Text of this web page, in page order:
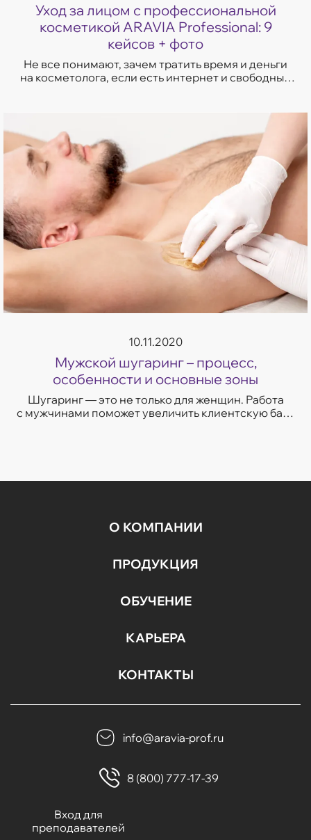
Уход за лицом с профессиональной
косметикой ARAVIA Professional: 9
кейсов + фото
Не все понимают, зачем тратить время и деньги
на косметолога, если есть интернет и свободный
10.11.2020
Мужской шугаринг – процесс,
особенности и основные зоны
Шугаринг — это не только для женщин. Работа
с мужчинами поможет увеличить клиентскую базу
О КОМПАНИИ
ПРОДУКЦИЯ
ОБУЧЕНИЕ
КАРЬЕРА
КОНТАКТЫ
info@aravia-prof.ru
8 (800) 777-17-39
Вход для
преподавателей